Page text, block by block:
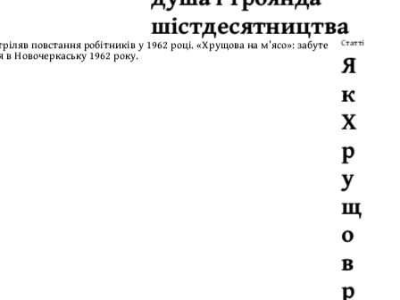
шістдесятництва
Статті
Я
к
Х
р
у
щ
о
в
р